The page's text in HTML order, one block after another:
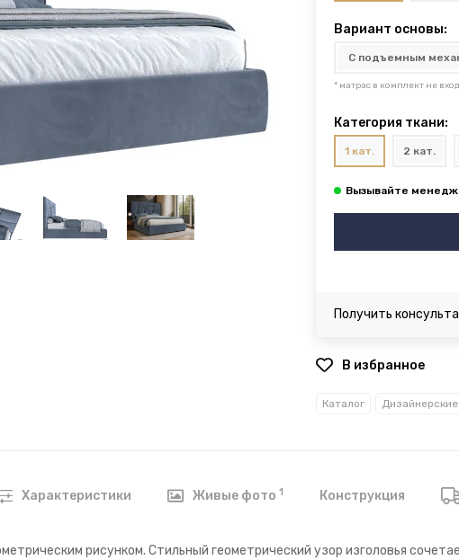
Вариант основы:
* матрас в комплект не
Категория ткани:
1 кат. 2 кат.
Получить
В избранное
Каталог
Характеристики Живые фото1 Конструкция
рисунком. Стильный геометрический узор изголовья